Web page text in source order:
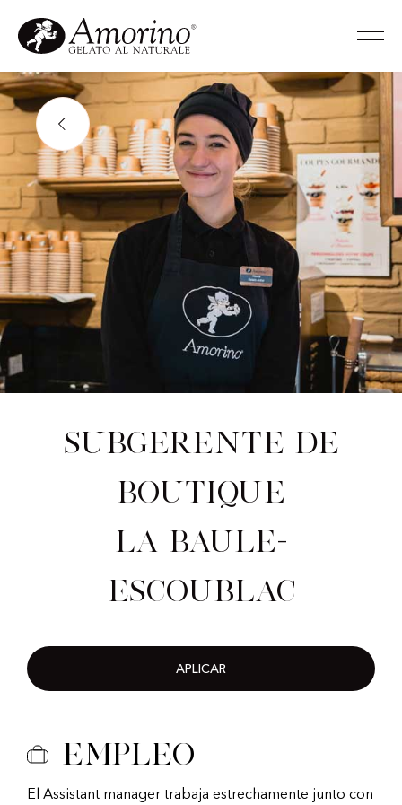
Subgerente de
Boutique
La Baule-
Escoublac
APLICAR
Empleo
El Assistant manager trabaja estrechamente junto con